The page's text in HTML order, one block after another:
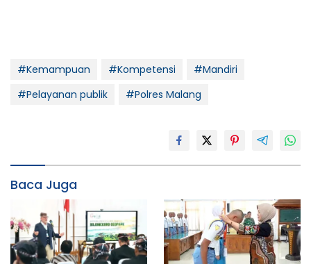
#Kemampuan #Kompetensi
#Mandiri
#Pelayanan publik
#Polres Malang
Baca Juga